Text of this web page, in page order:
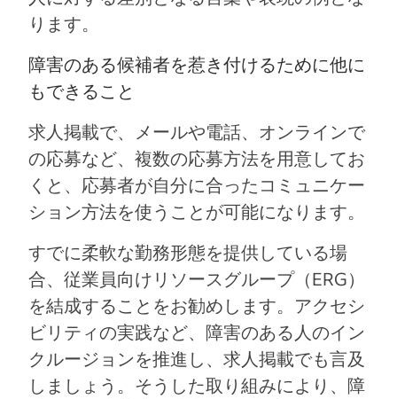
ります。
障害のある候補者を惹き付けるために他に
もできること
求人掲載で、メールや電話、オンラインで
の応募など、複数の応募方法を用意してお
くと、応募者が自分に合ったコミュニケー
ション方法を使うことが可能になります。
すでに柔軟な勤務形態を提供している場
合、従業員向けリソースグループ（ERG）
を結成することをお勧めします。アクセシ
ビリティの実践など、障害のある人のイン
クルージョンを推進し、求人掲載でも言及
しましょう。そうした取り組みにより、障